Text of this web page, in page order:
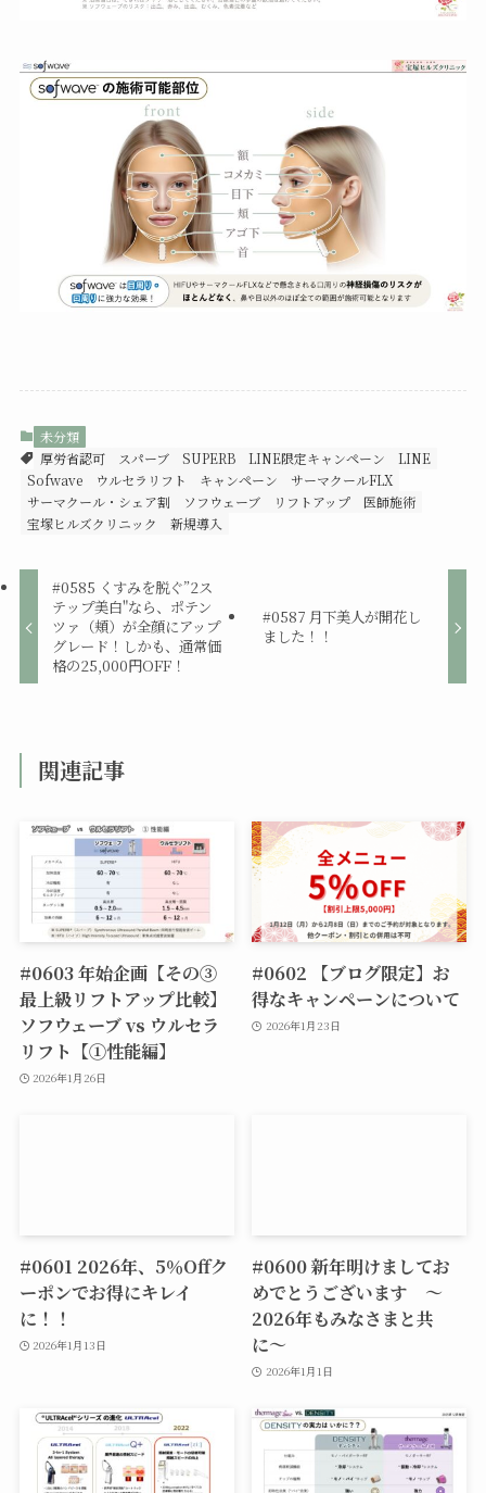
未分類
厚労省認可
スパーブ SUPERB LINE限定キャンペーン
LINE
Sofwave
ウルセラリフト キャンペーン
サーマクールFLX
サーマクール・シェア割
ソフウェーブ リフトアップ
医師施術
宝塚ヒルズクリニック
新規導入
#0585 くすみを脱ぐ”2ス
テップ美白"なら、ポテン
ツァ（頬）が全顔にアップ
グレード！しかも、通常価
格の25,000円OFF！
#0587 月下美人が開花し
ました！！
関連記事
#0603 年始企画【その③
最上級リフトアップ比較】
ソフウェーブ vs ウルセラ
リフト【①性能編】
2026年1月26日
#0602 【ブログ限定】お
得なキャンペーンについて
2026年1月23日
#0601 2026年、5％Offク
ーポンでお得にキレイ
に！！
2026年1月13日
#0600 新年明けましてお
めでとうございます 〜
2026年もみなさまと共
に〜
2026年1月1日